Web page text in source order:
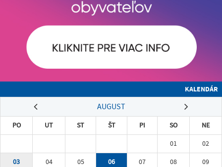
KALENDÁR
AUGUST
PO UT ST ŠT PI SO
NE
01
02
03
04 05 06 07 08
09